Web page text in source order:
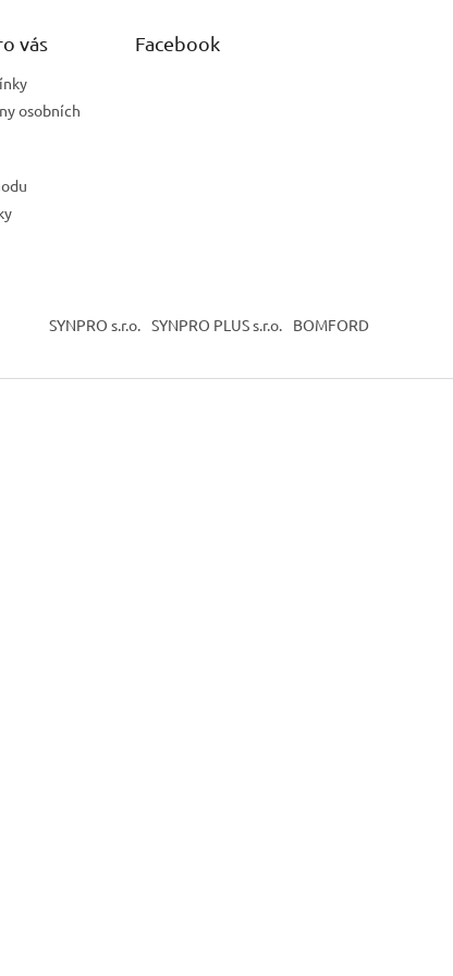
vás
osobních
Facebook
SYNPRO s.r.o. SYNPRO PLUS s.r.o. BOMFORD